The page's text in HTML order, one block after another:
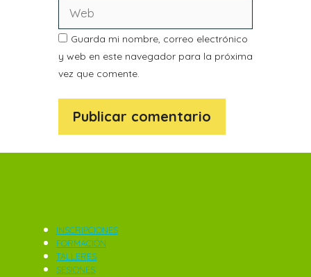
Guarda mi nombre, correo electrónico
y web en este navegador para la próxima
vez que comente.
INSCRIPCIONES
FORMACIÓN
TALLERES
SESIONES